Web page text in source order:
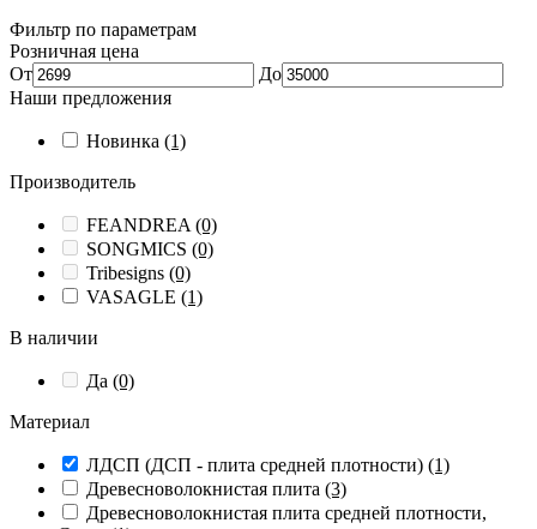
Фильтр по параметрам
Розничная цена
От
До
Наши предложения
Новинка (1)
Производитель
FEANDREA (0)
SONGMICS (0)
Tribesigns (0)
VASAGLE (1)
В наличии
Да (0)
Материал
ЛДСП (ДСП - плита средней плотности) (1)
Древесноволокнистая плита (3)
Древесноволокнистая плита средней плотности,